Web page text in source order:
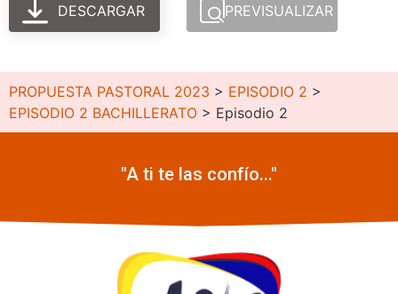
DESCARGAR PREVISUALIZAR
PROPUESTA PASTORAL 2023 > EPISODIO 2 >
EPISODIO 2 BACHILLERATO > Episodio 2
"A ti te las confío..."